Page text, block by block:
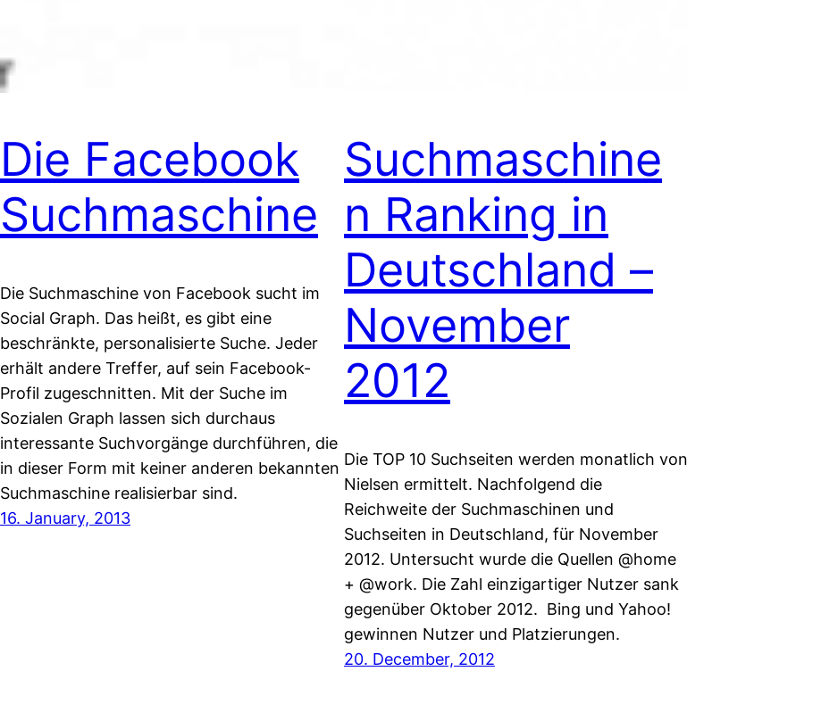
Die Facebook
Suchmaschine
Die Suchmaschine von Facebook sucht im
Social Graph. Das heißt, es gibt eine
beschränkte, personalisierte Suche. Jeder
erhält andere Treffer, auf sein Facebook-
Profil zugeschnitten. Mit der Suche im
Sozialen Graph lassen sich durchaus
interessante Suchvorgänge durchführen, die
in dieser Form mit keiner anderen bekannten
Suchmaschine realisierbar sind.
16. January, 2013
Suchmaschine
n Ranking in
Deutschland –
November
2012
Die TOP 10 Suchseiten werden monatlich von
Nielsen ermittelt. Nachfolgend die
Reichweite der Suchmaschinen und
Suchseiten in Deutschland, für November
2012. Untersucht wurde die Quellen @home
+ @work. Die Zahl einzigartiger Nutzer sank
gegenüber Oktober 2012. Bing und Yahoo!
gewinnen Nutzer und Platzierungen.
20. December, 2012